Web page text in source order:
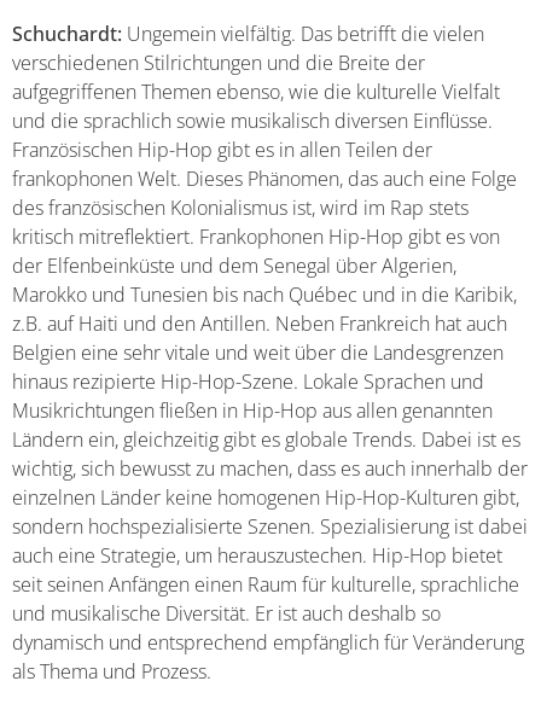
Schuchardt: Ungemein vielfältig. Das betrifft die vielen
verschiedenen Stilrichtungen und die Breite der
aufgegriffenen Themen ebenso, wie die kulturelle Vielfalt
und die sprachlich sowie musikalisch diversen Einflüsse.
Französischen Hip-Hop gibt es in allen Teilen der
frankophonen Welt. Dieses Phänomen, das auch eine Folge
des französischen Kolonialismus ist, wird im Rap stets
kritisch mitreflektiert. Frankophonen Hip-Hop gibt es von
der Elfenbeinküste und dem Senegal über Algerien,
Marokko und Tunesien bis nach Québec und in die Karibik,
z.B. auf Haiti und den Antillen. Neben Frankreich hat auch
Belgien eine sehr vitale und weit über die Landesgrenzen
hinaus rezipierte Hip-Hop-Szene. Lokale Sprachen und
Musikrichtungen fließen in Hip-Hop aus allen genannten
Ländern ein, gleichzeitig gibt es globale Trends. Dabei ist es
wichtig, sich bewusst zu machen, dass es auch innerhalb der
einzelnen Länder keine homogenen Hip-Hop-Kulturen gibt,
sondern hochspezialisierte Szenen. Spezialisierung ist dabei
auch eine Strategie, um herauszustechen. Hip-Hop bietet
seit seinen Anfängen einen Raum für kulturelle, sprachliche
und musikalische Diversität. Er ist auch deshalb so
dynamisch und entsprechend empfänglich für Veränderung
als Thema und Prozess.